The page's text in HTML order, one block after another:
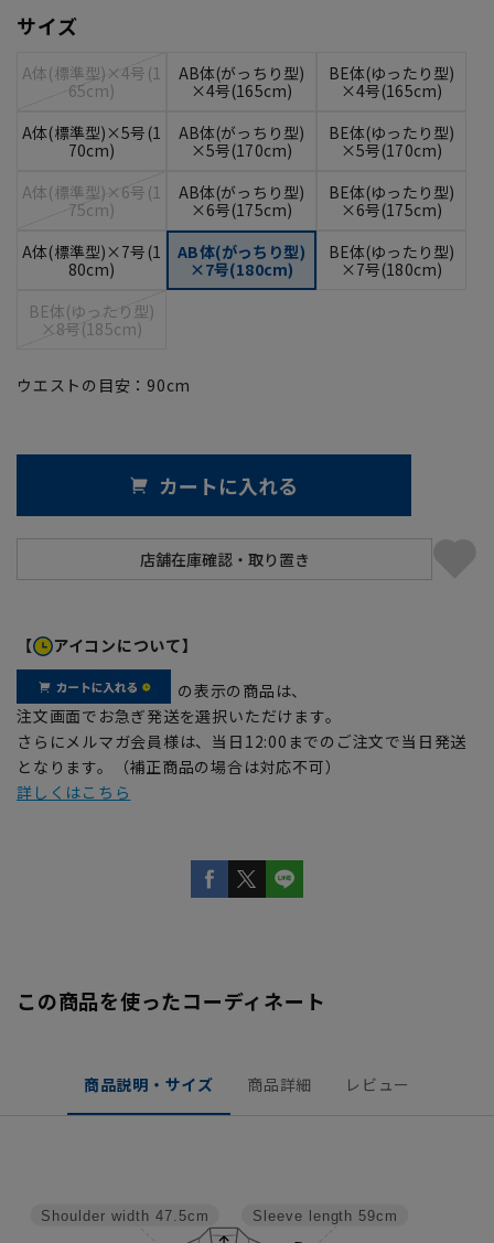
サイズ
A体(標準型)×4号(1
65cm)
AB体(がっちり型)
×4号(165cm)
BE体(ゆったり型)
×4号(165cm)
A体(標準型)×5号(1
70cm)
AB体(がっちり型)
×5号(170cm)
BE体(ゆったり型)
×5号(170cm)
A体(標準型)×6号(1
75cm)
AB体(がっちり型)
×6号(175cm)
BE体(ゆったり型)
×6号(175cm)
A体(標準型)×7号(1
80cm)
AB体(がっちり型)
×7号(180cm)
BE体(ゆったり型)
×7号(180cm)
BE体(ゆったり型)
×8号(185cm)
ウエストの目安： 90cm
カートに入れる
【 アイコンについて】
の表示の商品は、
注文画面でお急ぎ発送を選択いただけます。
さらにメルマガ会員様は、当日12:00までのご注文で当日発送
となります。（補正商品の場合は対応不可）
詳しくはこちら
この商品を使ったコーディネート
商品説明・サイズ 商品詳細 レビュー
Sleeve length 59cm
Shoulder width 47.5cm